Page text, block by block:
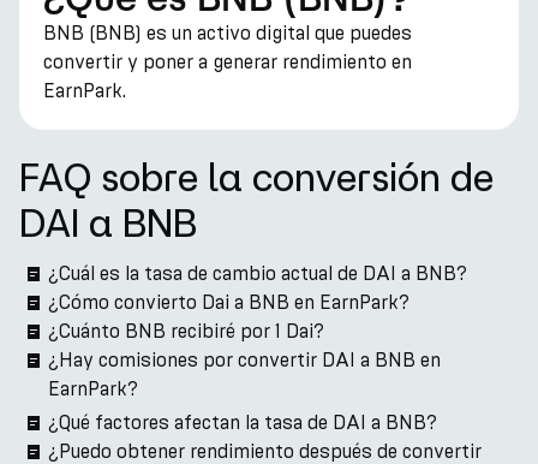
BNB (BNB) es un activo digital que puedes
convertir y poner a generar rendimiento en
EarnPark.
FAQ sobre la conversión de
DAI a BNB
¿Cuál es la tasa de cambio actual de DAI a BNB?
¿Cómo convierto Dai a BNB en EarnPark?
¿Cuánto BNB recibiré por 1 Dai?
¿Hay comisiones por convertir DAI a BNB en
EarnPark?
¿Qué factores afectan la tasa de DAI a BNB?
¿Puedo obtener rendimiento después de convertir